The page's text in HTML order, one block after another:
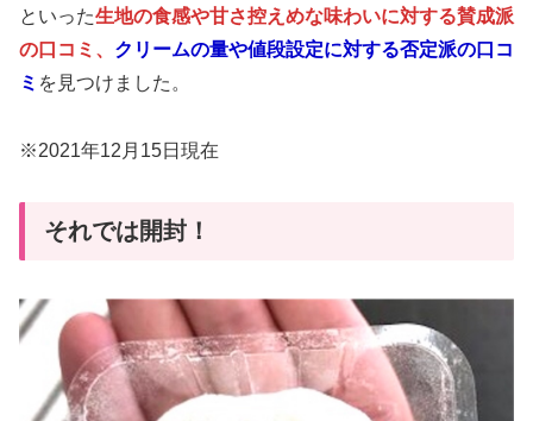
といった生地の食感や甘さ控えめな味わいに対する賛成派
の口コミ、 クリームの量や値段設定に対する否定派の口コ
ミ を見つけました。
※2021年12月15日現在
それでは開封！